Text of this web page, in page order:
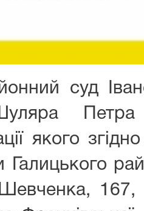
суд
Петра
якого
Галицького
167,